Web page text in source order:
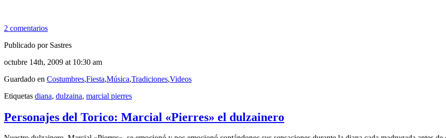
2 comentarios
Publicado por Sastres
octubre 14th, 2009 at 10:30 am
Guardado en Costumbres,Fiesta,Música,Tradiciones,Videos
Etiquetas diana, dulzaina, marcial pierres
Personajes del Torico: Marcial «Pierres» el dulzainero